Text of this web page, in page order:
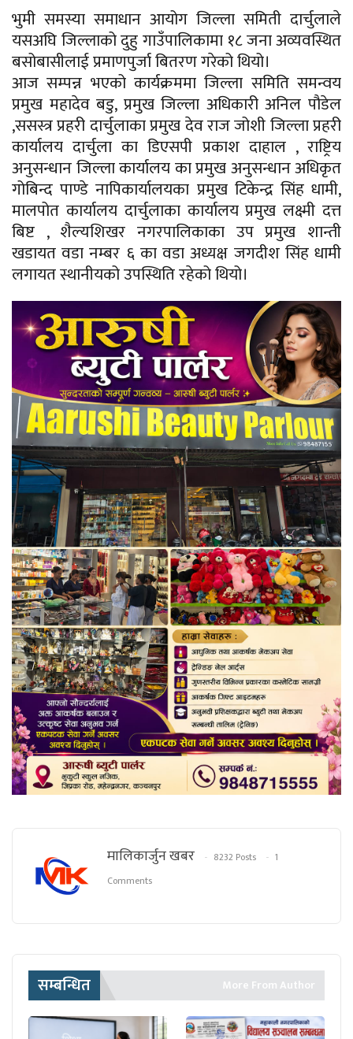
भुमी समस्या समाधान आयोग जिल्ला समिती दार्चुलाले
यसअघि जिल्लाको दुहु गाउँपालिकामा १८ जना अव्यवस्थित
बसोबासीलाई प्रमाणपुर्जा बितरण गरेको थियो।
आज सम्पन्न भएको कार्यक्रममा जिल्ला समिति समन्वय
प्रमुख महादेव बडु, प्रमुख जिल्ला अधिकारी अनिल पौडेल
,ससस्त्र प्रहरी दार्चुलाका प्रमुख देव राज जोशी जिल्ला प्रहरी
कार्यालय दार्चुला का डिएसपी प्रकाश दाहाल , राष्ट्रिय
अनुसन्धान जिल्ला कार्यालय का प्रमुख अनुसन्धान अधिकृत
गोबिन्द पाण्डे नापिकार्यालयका प्रमुख टिकेन्द्र सिंह धामी,
मालपोत कार्यालय दार्चुलाका कार्यालय प्रमुख लक्ष्मी दत्त
बिष्ट , शैल्यशिखर नगरपालिकाका उप प्रमुख शान्ती
खडायत वडा नम्बर ६ का वडा अध्यक्ष जगदीश सिंह धामी
लगायत स्थानीयको उपस्थिति रहेको थियो।
मालिकार्जुन खबर 8232 Posts
1
Comments
सम्बन्धित More From Author